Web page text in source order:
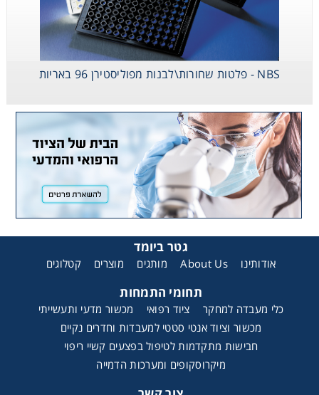
NBS - פלטות שחורות\לבנות מפוליסטירן 96 באריות
גטר ביומד
אודותינו About Us מותגים מוצרים קטלוגים
תחומי התמחות
כלי מעבדה למחקר ציוד רפואי
מכשור מדעי ותעשייתי
מכשור וציוד אנטי סטטי למעבדות וחדרים נקיים
חבישות מתקדמות לטיפול בפצעים קשיי ריפוי
מיקרוסקופים ומערכות הדמייה